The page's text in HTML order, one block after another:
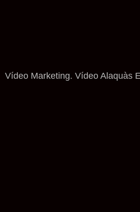
Vídeo Marketing. Vídeo Alaquàs